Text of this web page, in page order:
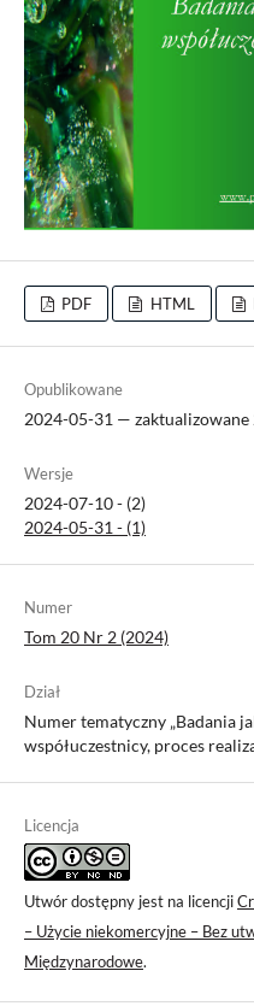
PDF HTML
Opublikowane
2024-05-31 —
Wersje
2024-07-10 - (2)
2024-05-31 - (1)
Numer
Tom 20 Nr 2 (2024)
Dział
Numer tematyczny „Badania
współuczestnicy, proces
Licencja
Utwór dostępny jest na licencji
– Użycie niekomercyjne – Bez
Międzynarodowe.